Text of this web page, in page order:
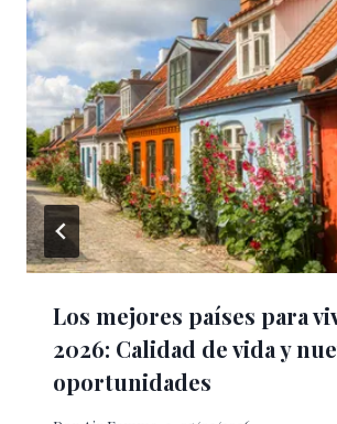
Los mejores países para
2026: Calidad de vida y
oportunidades